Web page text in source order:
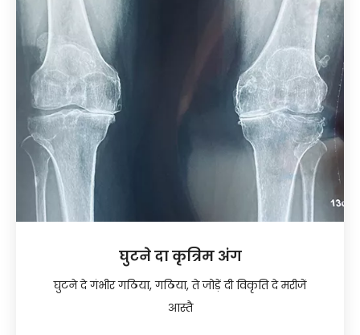
घुटने दा कृत्रिम अंग
घुटने दे गंभीर गठिया, गठिया, ते जोड़ें दी विकृति दे मरीजें
आस्तै